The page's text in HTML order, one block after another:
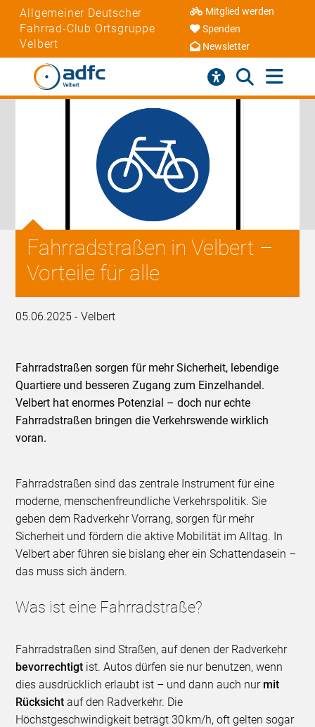
Allgemeiner Deutscher
Fahrrad-Club Ortsgruppe
Velbert
Mitglied werden
Spenden
Newsletter
Fahrradstraßen in Velbert –
Vorteile für alle
05.06.2025 - Velbert
Fahrradstraßen sorgen für mehr Sicherheit, lebendige
Quartiere und besseren Zugang zum Einzelhandel.
Velbert hat enormes Potenzial – doch nur echte
Fahrradstraßen bringen die Verkehrswende wirklich
voran.
Fahrradstraßen sind das zentrale Instrument für eine
moderne, menschenfreundliche Verkehrspolitik. Sie
geben dem Radverkehr Vorrang, sorgen für mehr
Sicherheit und fördern die aktive Mobilität im Alltag. In
Velbert aber führen sie bislang eher ein Schattendasein –
das muss sich ändern.
Was ist eine Fahrradstraße?
Fahrradstraßen sind Straßen, auf denen der Radverkehr
bevorrechtigt ist. Autos dürfen sie nur benutzen, wenn
dies ausdrücklich erlaubt ist – und dann auch nur mit
Rücksicht auf den Radverkehr. Die
Höchstgeschwindigkeit beträgt 30 km/h, oft gelten sogar